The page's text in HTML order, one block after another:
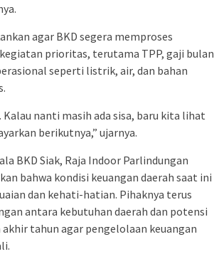
agar BKD segera memproses
prioritas, terutama TPP, gaji bulan
seperti listrik, air, dan bahan
Kalau nanti masih ada sisa, baru kita lihat
berikutnya,” ujarnya.
BKD Siak, Raja Indoor Parlindungan
bahwa kondisi keuangan daerah saat ini
dan kehati-hatian. Pihaknya terus
antara kebutuhan daerah dan potensi
tahun agar pengelolaan keuangan